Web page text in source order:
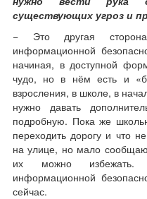
существующих угроз и
− Это другая
информационной
начиная, в доступной
чудо, но в нём есть и
взросления, в школе, в
нужно давать
подробную. Пока же
переходить дорогу и что
на улице, но мало
их можно избежать.
информационной
сейчас.